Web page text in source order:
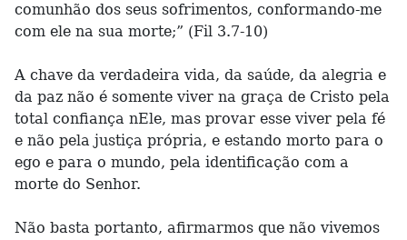
comunhão dos seus sofrimentos, conformando-me
com ele na sua morte;” (Fil 3.7-10)
A chave da verdadeira vida, da saúde, da alegria e
da paz não é somente viver na graça de Cristo pela
total confiança nEle, mas provar esse viver pela fé
e não pela justiça própria, e estando morto para o
ego e para o mundo, pela identificação com a
morte do Senhor.
Não basta portanto, afirmarmos que não vivemos